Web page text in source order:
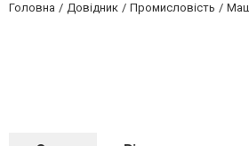
Головна Довідник Промисловість